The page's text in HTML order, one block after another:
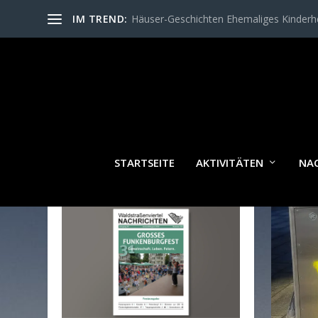
IM TREND: Häuser-Geschichten Ehemaliges
STARTSEITE AKTIVITÄTEN
WALDSTRASSENVIERTEL N